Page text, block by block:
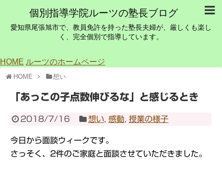
個別指導学院ルーツの塾長ブログ
愛知県尾張旭市で、教員免許を持った塾長夫婦が、厳しくも楽し
く、完全個別で指導しています。
HOME ルーツのホームページ
HOME 想い
「あっこの子点数伸びるな」と感じるとき
2018/7/16 想い ,感動 ,授業の様子
今日から面談ウィークです。
さっそく、2件のご家庭と面談させていただきました。